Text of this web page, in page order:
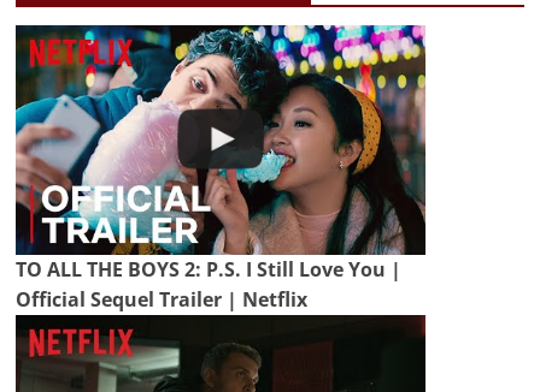
TO ALL THE BOYS 2: P.S. I Still Love You |
Official Sequel Trailer | Netflix